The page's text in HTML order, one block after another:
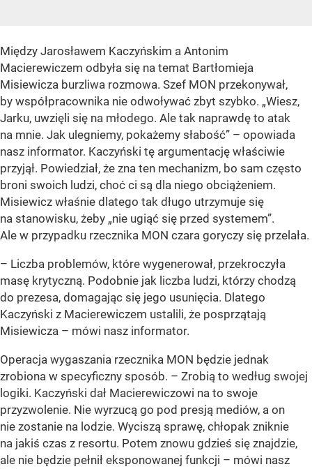
Między Jarosławem Kaczyńskim a Antonim
Macierewiczem odbyła się na temat Bartłomieja
Misiewicza burzliwa rozmowa. Szef MON przekonywał,
by współpracownika nie odwoływać zbyt szybko. „Wiesz,
Jarku, uwzięli się na młodego. Ale tak naprawdę to atak
na mnie. Jak ulegniemy, pokażemy słabość” – opowiada
nasz informator. Kaczyński tę argumentację właściwie
przyjął. Powiedział, że zna ten mechanizm, bo sam często
broni swoich ludzi, choć ci są dla niego obciążeniem.
Misiewicz właśnie dlatego tak długo utrzymuje się
na stanowisku, żeby „nie ugiąć się przed systemem”.
Ale w przypadku rzecznika MON czara goryczy się przelała.
– Liczba problemów, które wygenerował, przekroczyła
masę krytyczną. Podobnie jak liczba ludzi, którzy chodzą
do prezesa, domagając się jego usunięcia. Dlatego
Kaczyński z Macierewiczem ustalili, że posprzątają
Misiewicza – mówi nasz informator.
Operacja wygaszania rzecznika MON będzie jednak
zrobiona w specyficzny sposób. – Zrobią to według swojej
logiki. Kaczyński dał Macierewiczowi na to swoje
przyzwolenie. Nie wyrzucą go pod presją mediów, a on
nie zostanie na lodzie. Wyciszą sprawę, chłopak zniknie
na jakiś czas z resortu. Potem znowu gdzieś się znajdzie,
ale nie będzie pełnił eksponowanej funkcji – mówi nasz